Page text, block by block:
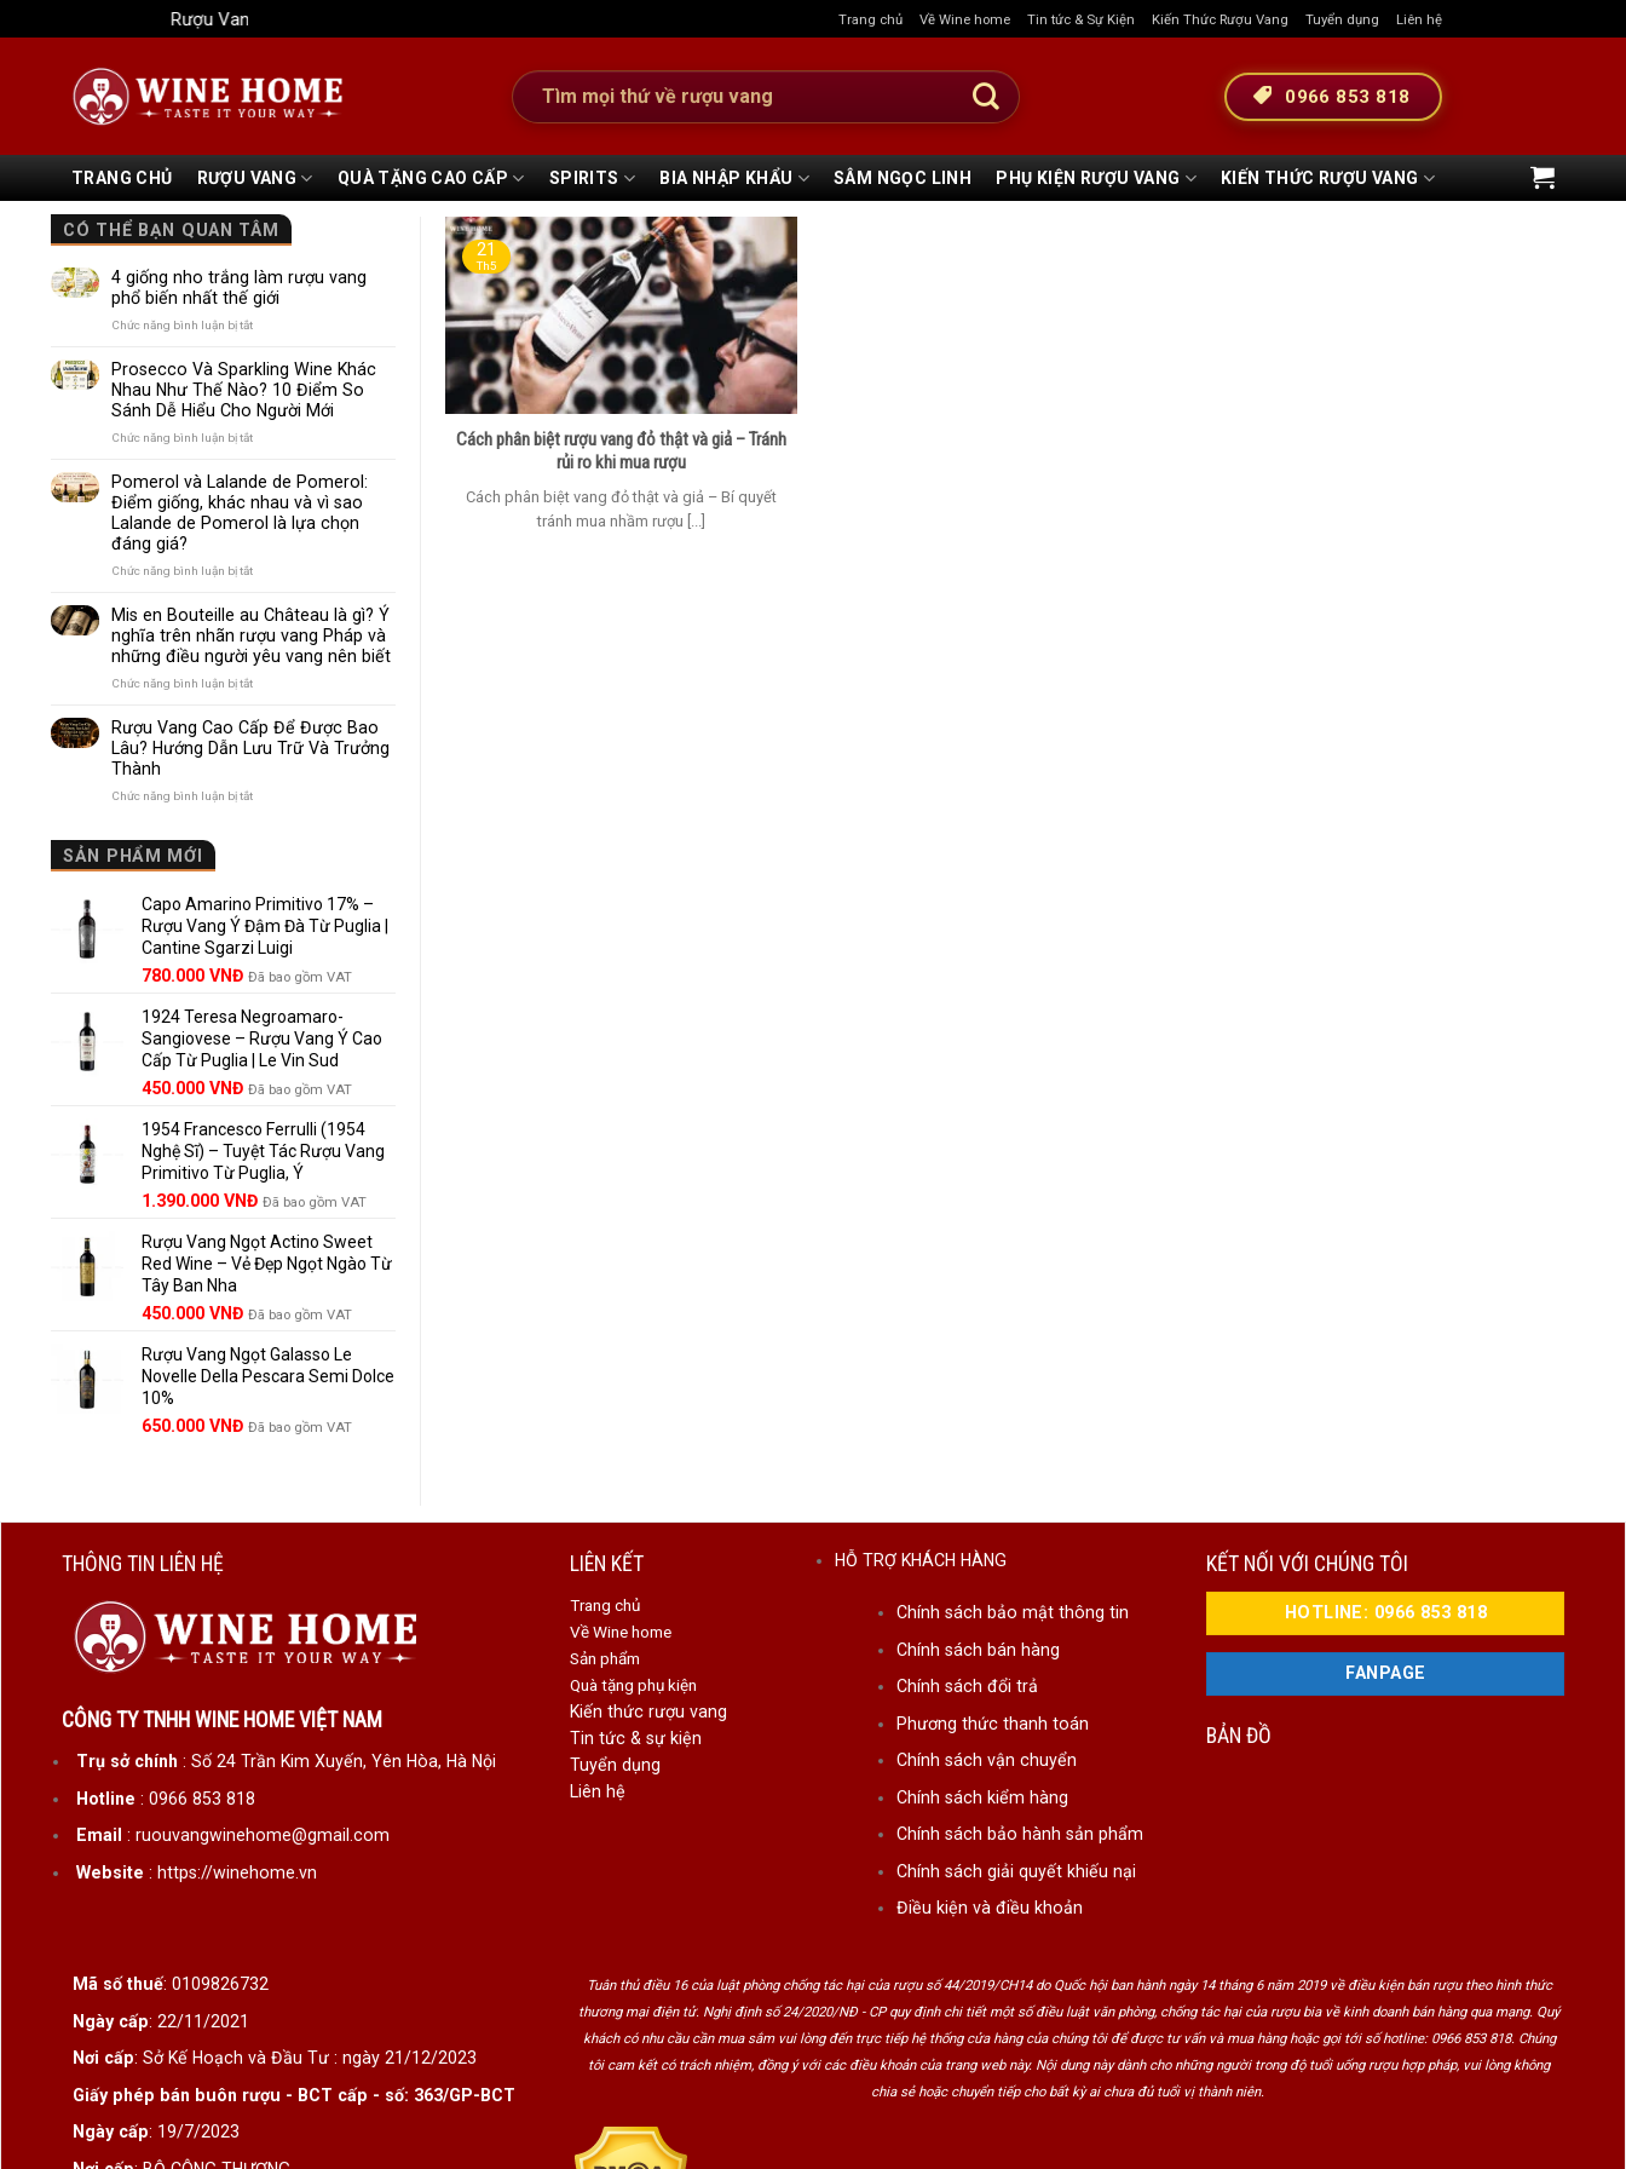
qua
Rượu Vang Wine Home Trang chủ Về Wine home Tin tức & Sự Kiện Kiến Thức Rượu Vang Tuyển dụng Liên hệ
Tìm
kiếm:
0966 853 818
TRANG CHỦ RƯỢU VANG QUÀ TẶNG CAO CẤP SPIRITS BIA NHẬP KHẨU SÂM NGỌC LINH PHỤ KIỆN RƯỢU VANG KIẾN THỨC RƯỢU VANG
CÓ THỂ BẠN QUAN TÂM
4 giống nho trắng làm rượu vang
phổ biến nhất thế giới
Chức năng bình luận bị tắtở
giống
nho
trắng
làm
biến
nhất
thế
Prosecco Và Sparkling Wine Khác
Nhau Như Thế Nào? 10 Điểm So
Sánh Dễ Hiểu Cho Người Mới
Chức năng bình luận bị tắtở
Và
Sparkling
Wine
Khác
10
Điểm
So
Dễ
Cho
Người
Pomerol và Lalande de Pomerol:
Điểm giống, khác nhau và vì sao
Lalande de Pomerol là lựa chọn
đáng giá?
Chức năng bình luận bị tắtở
Lalande
de
Pomerol:
nhau
và
chọn
đáng
giá?
Mis en Bouteille au Château là gì? Ý
nghĩa trên nhãn rượu vang Pháp và
những điều người yêu vang nên biết
Chức năng bình luận bị tắtở
en
Bouteille
au
rượu
vang
Pháp
và
những
yêu
vang
nên
Rượu Vang Cao Cấp Để Được Bao
Lâu? Hướng Dẫn Lưu Trữ Và Trưởng
Thành
Chức năng bình luận bị tắtở
Được
Bao
Lâu?
Hướng
Dẫn
Trữ
Và
Trưởng
Thành
SẢN PHẨM MỚI
Capo Amarino Primitivo 17% –
Rượu Vang Ý Đậm Đà Từ Puglia |
Cantine Sgarzi Luigi
Giá
là:
858.000 VNĐ.
780.000 VNĐGiá
tại
là:
780.000 VNĐ.
Đã bao gồm VAT
1924 Teresa Negroamaro-
Sangiovese – Rượu Vang Ý Cao
Cấp Từ Puglia | Le Vin Sud
Giá
là:
495.000 VNĐ.
450.000 VNĐGiá
tại
là:
450.000 VNĐ.
Đã bao gồm VAT
1954 Francesco Ferrulli (1954
Nghệ Sĩ) – Tuyệt Tác Rượu Vang
Primitivo Từ Puglia, Ý
Giá
là:
1.529.000 VNĐ.
1.390.000 VNĐGiá
tại
là:
Đã bao gồm VAT
Rượu Vang Ngọt Actino Sweet
Red Wine – Vẻ Đẹp Ngọt Ngào Từ
Tây Ban Nha
450.000 VNĐ Đã bao gồm VAT
Rượu Vang Ngọt Galasso Le
Novelle Della Pescara Semi Dolce
10%
650.000 VNĐ Đã bao gồm VAT
Cách phân biệt rượu vang đỏ thật và giả – Tránh
rủi ro khi mua rượu
Cách phân biệt vang đỏ thật và giả – Bí quyết
tránh mua nhầm rượu [...]
21
Th5
THÔNG TIN LIÊN HỆ
CÔNG TY TNHH WINE HOME VIỆT NAM
Trụ sở chính : Số 24 Trần Kim Xuyến, Yên Hòa, Hà Nội
Hotline : 0966 853 818
Email : ruouvangwinehome@gmail.com
Website : https://winehome.vn
LIÊN KẾT
Trang chủ
Về Wine home
Sản phẩm
Quà tặng phụ kiện
Kiến thức rượu vang
Tin tức & sự kiện
Tuyển dụng
Liên hệ
HỖ TRỢ KHÁCH HÀNG
Chính sách bảo mật thông tin
Chính sách bán hàng
Chính sách đổi trả
Phương thức thanh toán
Chính sách vận chuyển
Chính sách kiểm hàng
Chính sách bảo hành sản phẩm
Chính sách giải quyết khiếu nại
Điều kiện và điều khoản
KẾT NỐI VỚI CHÚNG TÔI
HOTLINE: 0966 853 818
FANPAGE
BẢN ĐỒ
Mã số thuế: 0109826732
Ngày cấp: 22/11/2021
Nơi cấp: Sở Kế Hoạch và Đầu Tư : ngày 21/12/2023
Giấy phép bán buôn rượu - BCT cấp - số: 363/GP-BCT
Ngày cấp: 19/7/2023
Tuân thủ điều 16 của luật phòng chống tác hại của rượu số 44/2019/CH14 do Quốc hội ban hành ngày 14 tháng 6 năm 2019 về điều kiện bán rượu theo hình thức
thương mại điện tử. Nghị định số 24/2020/NĐ - CP quy định chi tiết một số điều luật văn phòng, chống tác hại của rượu bia về kinh doanh bán hàng qua mạng. Quý
khách có nhu cầu cần mua sắm vui lòng đến trực tiếp hệ thống cửa hàng của chúng tôi để được tư vấn và mua hàng hoặc gọi tới số hotline: 0966 853 818. Chúng
tôi cam kết có trách nhiệm, đồng ý với các điều khoản của trang web này. Nội dung này dành cho những người trong độ tuổi uống rượu hợp pháp, vui lòng không
chia sẻ hoặc chuyển tiếp cho bất kỳ ai chưa đủ tuổi vị thành niên.